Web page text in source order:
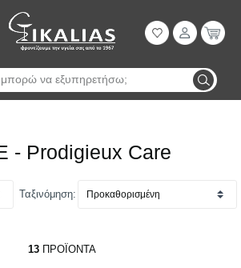
να εξυπηρετήσω;
- Prodigieux Care
Ταξινόμηση:
13ΠΡΟΪΌΝΤΑ